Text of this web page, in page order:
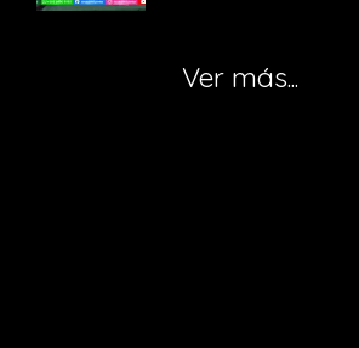
Ver más...